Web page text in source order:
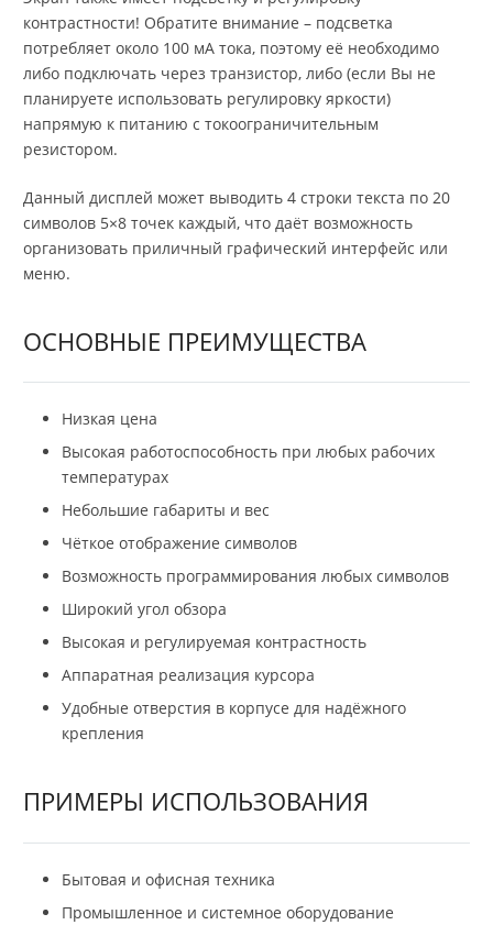
контрастности! Обратите внимание – подсветка
потребляет около 100 мА тока, поэтому её необходимо
либо подключать через транзистор, либо (если Вы не
планируете использовать регулировку яркости)
напрямую к питанию с токоограничительным
резистором.
Данный дисплей может выводить 4 строки текста по 20
символов 5×8 точек каждый, что даёт возможность
организовать приличный графический интерфейс или
меню.
ОСНОВНЫЕ ПРЕИМУЩЕСТВА
Низкая цена
Высокая работоспособность при любых рабочих
температурах
Небольшие габариты и вес
Чёткое отображение символов
Возможность программирования любых символов
Широкий угол обзора
Высокая и регулируемая контрастность
Аппаратная реализация курсора
Удобные отверстия в корпусе для надёжного
крепления
ПРИМЕРЫ ИСПОЛЬЗОВАНИЯ
Бытовая и офисная техника
Промышленное и системное оборудование